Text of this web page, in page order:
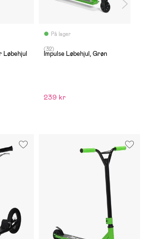
Løbehjul
På lager
(32)
Impulse Løbehjul, Grøn
239 kr